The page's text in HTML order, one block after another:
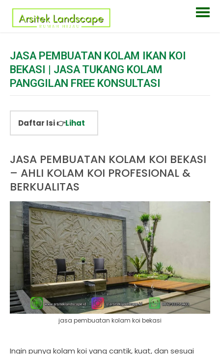
JASA PEMBUATAN KOLAM IKAN KOI
BEKASI | JASA TUKANG KOLAM
PANGGILAN FREE KONSULTASI
Daftar Isi 👉Lihat
JASA PEMBUATAN KOLAM KOI BEKASI
– AHLI KOLAM KOI PROFESIONAL &
BERKUALITAS
jasa pembuatan kolam koi bekasi
Ingin punya kolam koi yang cantik, kuat, dan sesuai